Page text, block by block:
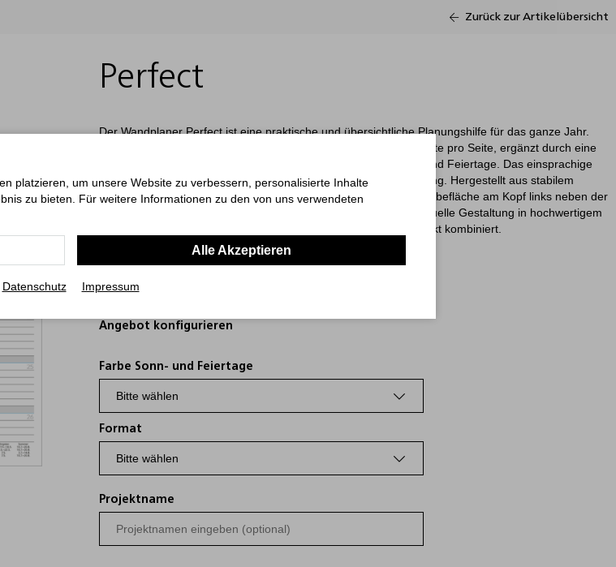
Zurück zur Artikelübersicht
Perfect
Der Wandplaner Perfect ist eine praktische und übersichtliche Planungshilfe für das ganze Jahr.
Der Tafelkalender ist beidseitig bedruckt und zeigt jeweils 6 Monate pro Seite, ergänzt durch eine
helle Jahreszahl (hellgrau) und farblich hervorgehobene Sonn- und Feiertage. Das einsprachige
Kalendarium (Deutsch) sorgt für eine klare und intuitive Darstellung. Hergestellt aus stabilem
weißem Karton, ist der Wandplaner langlebig und robust. Die Werbefläche am Kopf links neben der
Jahreszahl auf jeder Seite bietet ausreichend Platz für die individuelle Gestaltung in hochwertigem
4C-Druck. „Made in Germany“ – Qualität und Funktionalität perfekt kombiniert.
ab 100 Stück
Art.-Nr.: 00042
Angebot konfigurieren
Farbe Sonn- und Feiertage
Format
Projektname
platzieren, um unsere Website zu verbessern, personalisierte Inhalte
zu bieten. Für weitere Informationen zu den von uns verwendeten
Alle Akzeptieren
Datenschutz Impressum